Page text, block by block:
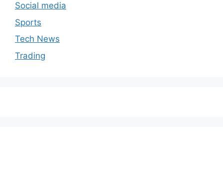
Social media
Sports
Tech News
Trading